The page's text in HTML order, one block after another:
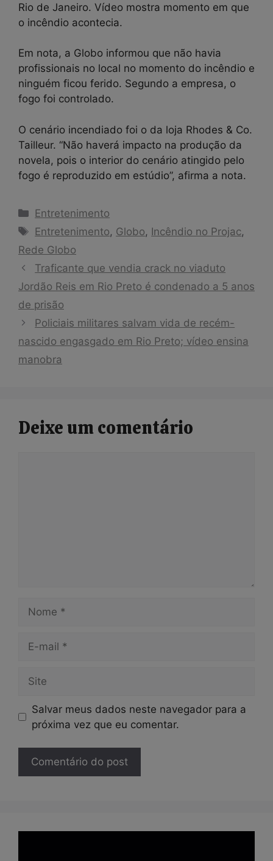
Rio de Janeiro. Vídeo mostra momento em que
o incêndio acontecia.
Em nota, a Globo informou que não havia
profissionais no local no momento do incêndio e
ninguém ficou ferido. Segundo a empresa, o
fogo foi controlado.
O cenário incendiado foi o da loja Rhodes & Co.
Tailleur. “Não haverá impacto na produção da
novela, pois o interior do cenário atingido pelo
fogo é reproduzido em estúdio”, afirma a nota.
Categorias
Entretenimento
Tags
Entretenimento, Globo, Incêndio no Projac,
Rede Globo
Traficante que vendia crack no viaduto
Jordão Reis em Rio Preto é condenado a 5 anos
de prisão
Policiais militares salvam vida de recém-
nascido engasgado em Rio Preto; vídeo ensina
manobra
Deixe um comentário
mail
Salvar meus dados neste navegador para a
próxima vez que eu comentar.